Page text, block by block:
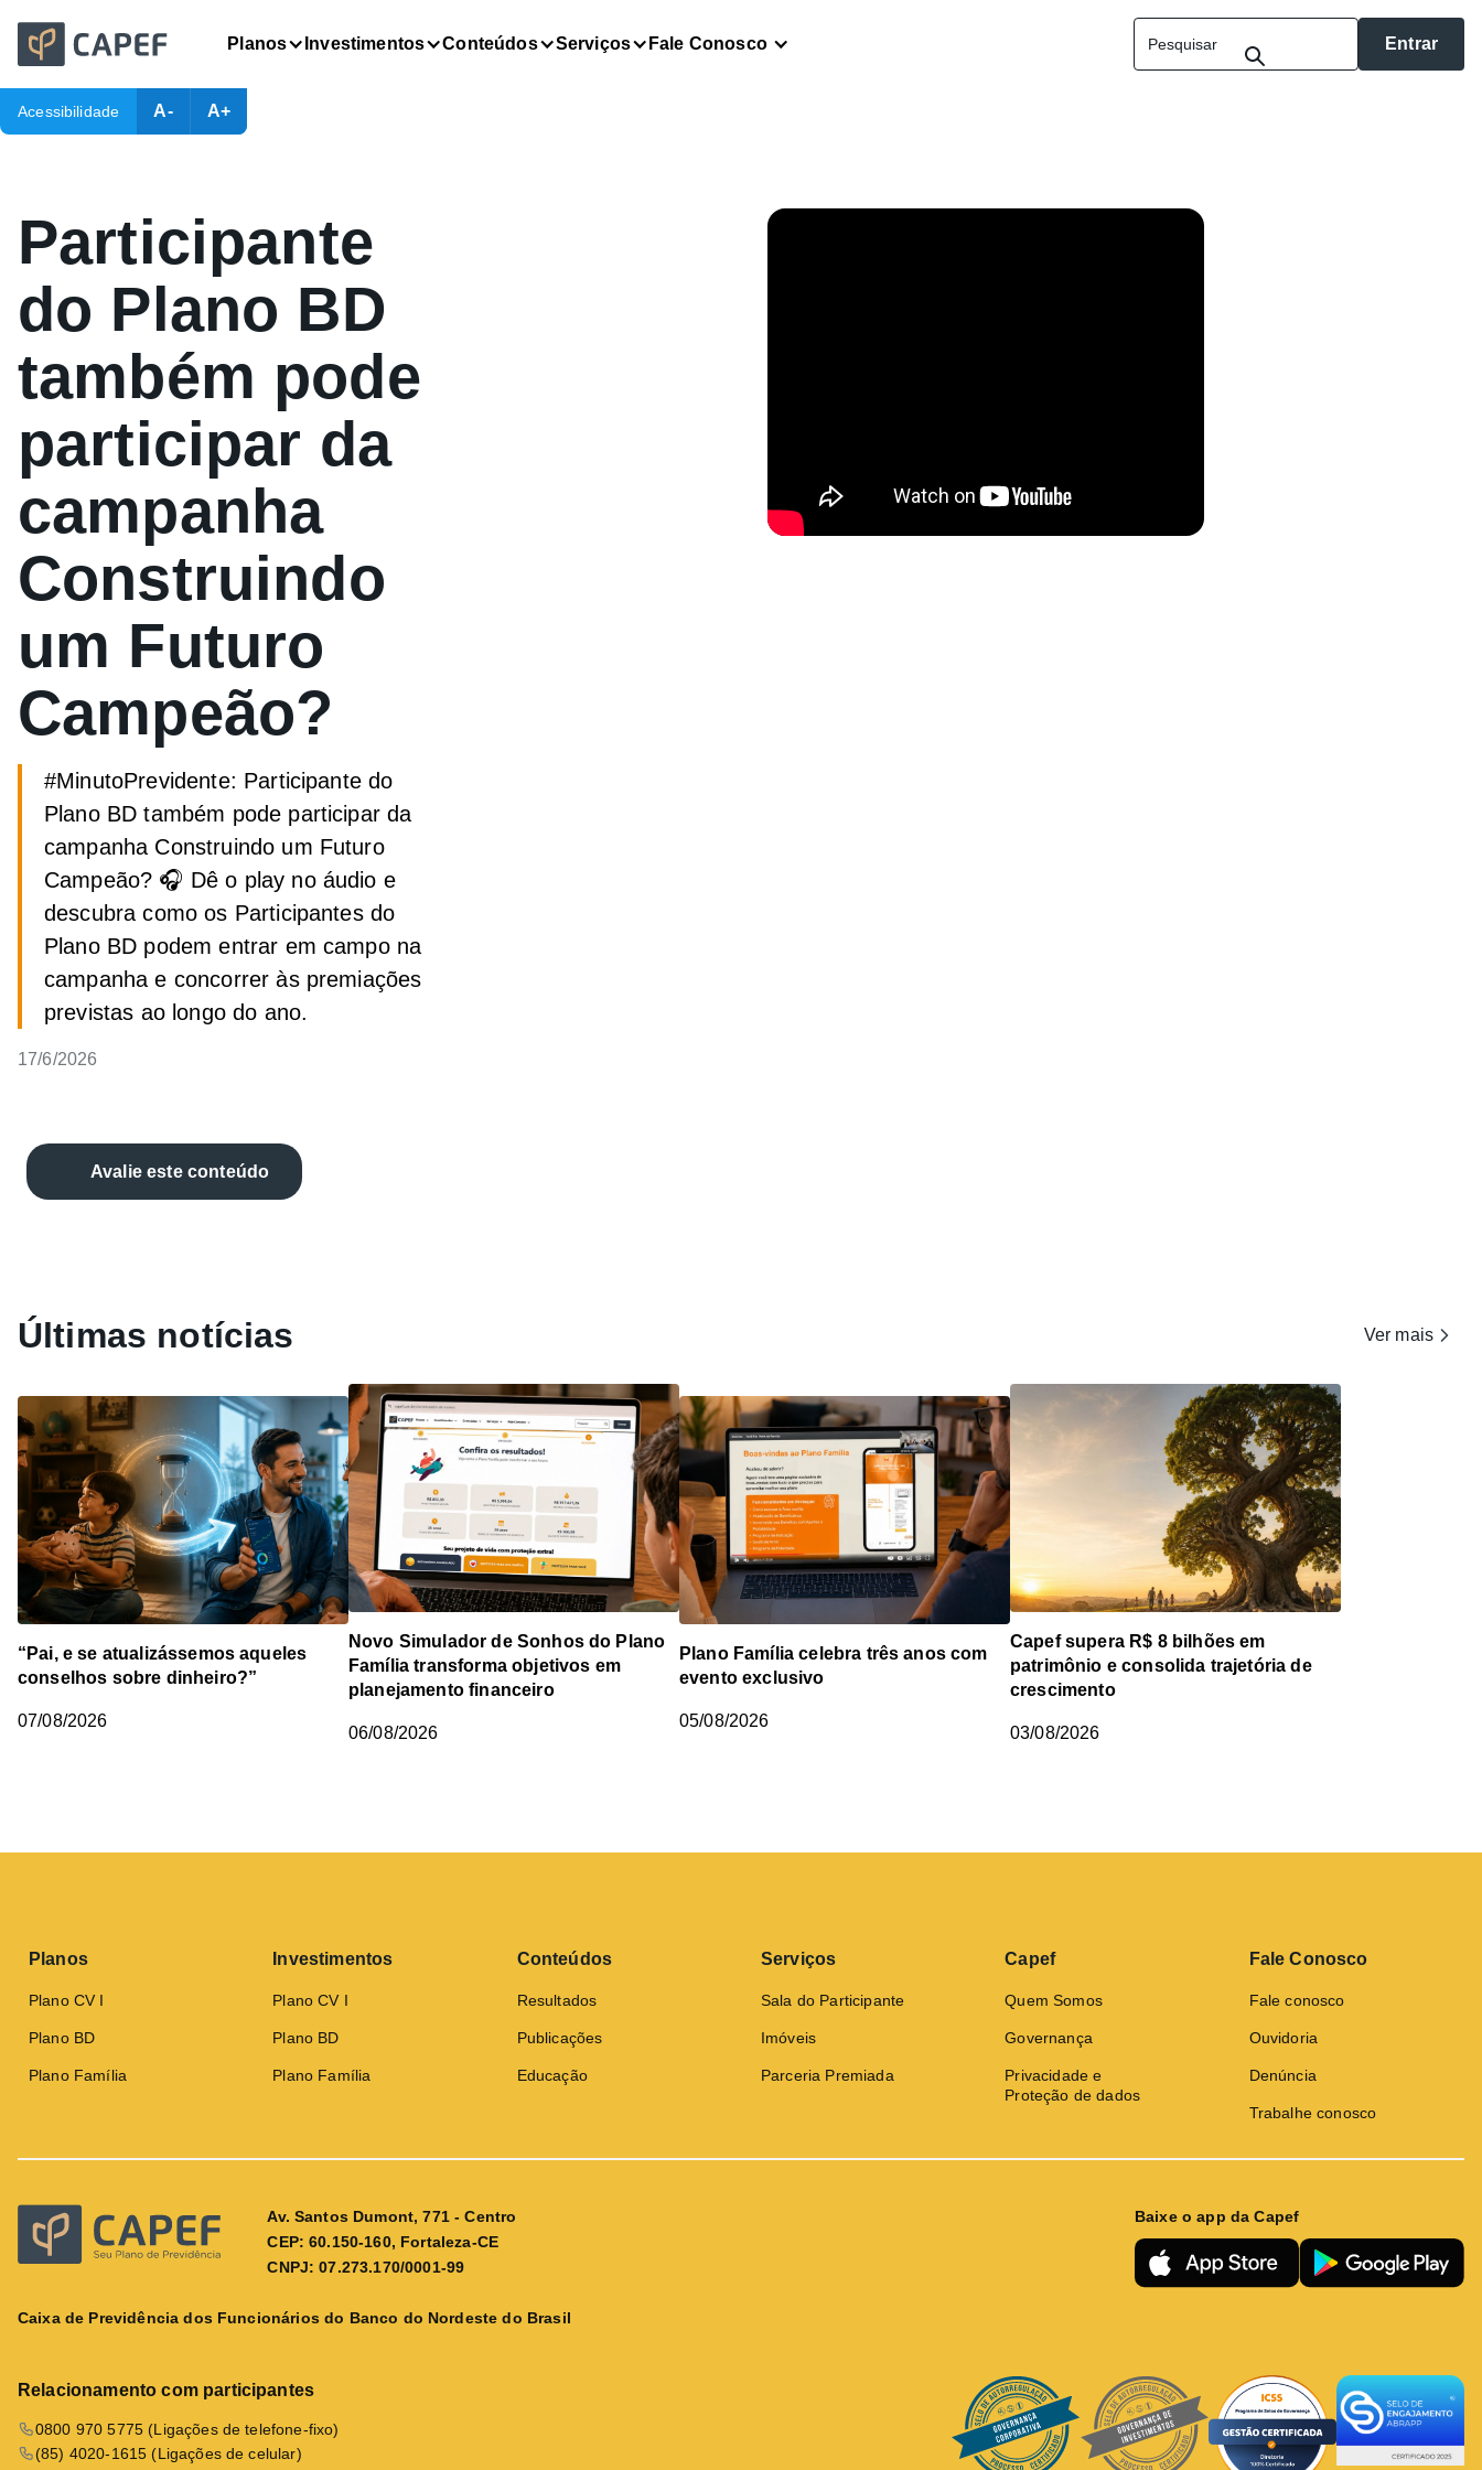
Planos Investimentos Conteúdos Serviços Fale Conosco Entrar
Acessibilidade A- A+
Participante
do Plano BD
também pode
participar da
campanha
Construindo
um Futuro
Campeão?
#MinutoPrevidente: Participante do
Plano BD também pode participar da
campanha Construindo um Futuro
Campeão? 🎧 Dê o play no áudio e
descubra como os Participantes do
Plano BD podem entrar em campo na
campanha e concorrer às premiações
previstas ao longo do ano.
17/6/2026
Avalie este conteúdo
Últimas notícias Ver mais
“Pai, e se atualizássemos aqueles
conselhos sobre dinheiro?”
07/08/2026
Novo Simulador de Sonhos do Plano
Família transforma objetivos em
planejamento financeiro
06/08/2026
Plano Família celebra três anos com
evento exclusivo
05/08/2026
Capef supera R$ 8 bilhões em
patrimônio e consolida trajetória de
crescimento
03/08/2026
Planos
Plano CV I
Plano BD
Plano Família
Investimentos
Plano CV I
Plano BD
Plano Família
Conteúdos
Resultados
Publicações
Educação
Serviços
Sala do Participante
Imóveis
Parceria Premiada
Capef
Quem Somos
Governança
Privacidade e
Proteção de dados
Fale Conosco
Fale conosco
Ouvidoria
Denúncia
Trabalhe conosco
Av. Santos Dumont, 771 - Centro
CEP: 60.150-160, Fortaleza-CE
CNPJ: 07.273.170/0001-99
Baixe o app da Capef
Caixa de Previdência dos Funcionários do Banco do Nordeste do Brasil
Relacionamento com participantes
0800 970 5775 (Ligações de telefone-fixo)
(85) 4020-1615 (Ligações de celular)